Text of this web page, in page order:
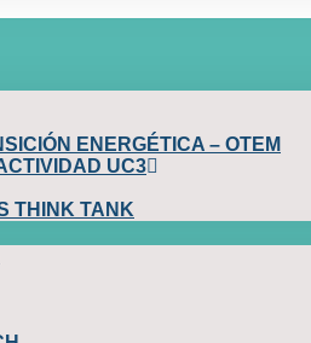
ENERGÉTICA – OTEM
UC3
THINK TANK